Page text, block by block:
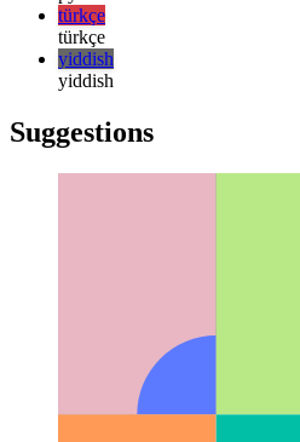
日本語
한국어
한국어
русский
türkçe
türkçe
yiddish